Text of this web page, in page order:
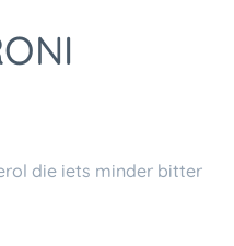
die iets minder bitter